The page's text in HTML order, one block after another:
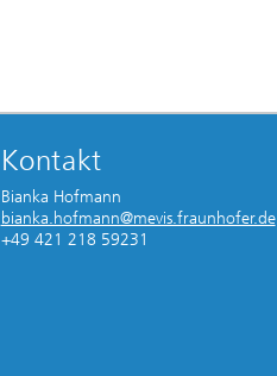
Kontakt
Bianka Hofmann
bianka.hofmann@mevis.fraunhofer.de
+49 421 218 59231